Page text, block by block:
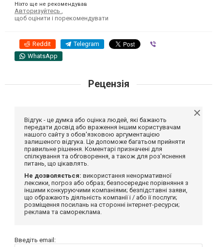
Ніхто ще не рекомендував
Авторизуйтесь
щоб оцінити і порекомендувати
Reddit Telegram
WhatsApp
Рецензія
Відгук - це думка або оцінка людей, які бажають
передати досвід або враження іншим користувачам
нашого сайту з обов'язковою аргументацією
залишеного відгука. Це допоможе багатьом прийняти
правильне рішення. Коментарі призначені для
спілкування та обговорення, а також для роз'яснення
питань, що цікавлять.
Не дозволяється: використання ненормативної
лексики, погроз або образ; безпосереднє порівняння з
іншими конкуруючими компаніями; безпідставні заяви,
що ображають діяльність компанії і / або її послуги;
розміщення посилань на сторонні інтернет-ресурси;
реклама та самореклама.
Введіть email: